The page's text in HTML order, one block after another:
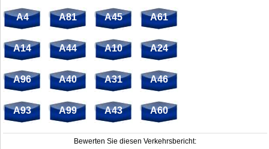
A4 A81 A45 A61
A14 A44 A10 A24
A96 A40 A31 A46
A93 A99 A43 A60
Bewerten Sie diesen Verkehrsbericht: